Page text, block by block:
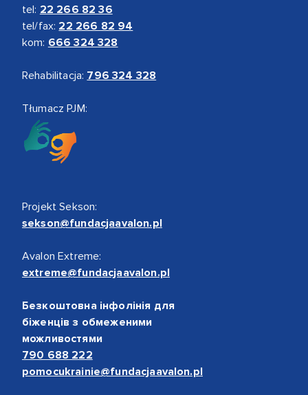
tel: 22 266 82 36
tel/fax: 22 266 82 94
kom: 666 324 328
Rehabilitacja: 796 324 328
Tłumacz PJM:
Projekt Sekson:
sekson@fundacjaavalon.pl
Avalon Extreme:
extreme@fundacjaavalon.pl
Безкоштовна інфолінія для
біженців з обмеженими
можливостями
790 688 222
pomocukrainie@fundacjaavalon.pl